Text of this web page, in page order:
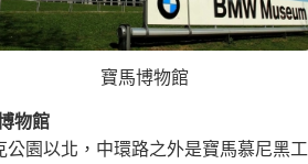
寶馬博物館
物館
公園以北，中環路之外是寶馬慕尼黑